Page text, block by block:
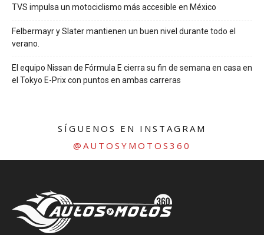
TVS impulsa un motociclismo más accesible en México
Felbermayr y Slater mantienen un buen nivel durante todo el
verano.
El equipo Nissan de Fórmula E cierra su fin de semana en casa en
el Tokyo E-Prix con puntos en ambas carreras
SÍGUENOS EN INSTAGRAM
@AUTOSYMOTOS360